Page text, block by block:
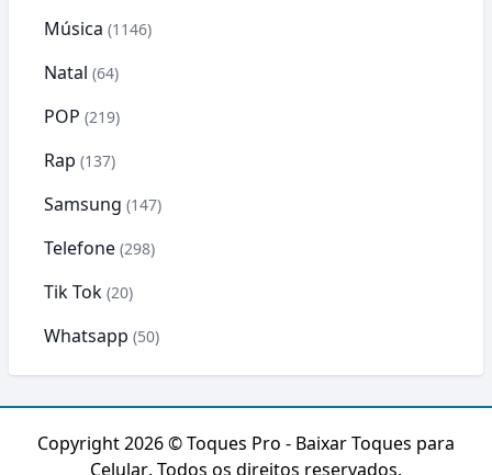
Música (1146)
Natal (64)
POP (219)
Rap (137)
Samsung (147)
Telefone (298)
Tik Tok (20)
Whatsapp (50)
Copyright 2026 ©Toques Pro - Baixar Toques para
Celular. Todos os direitos reservados.